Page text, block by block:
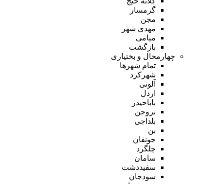
گرمسار
مجن
مهدی شهر
میامی
بازگشت
چهارمحال و بختیاری
تمام شهر‌ها
شهرکرد
آلونی
اردل
باباحیدر
بروجن
بلداجی
بن
جونقان
چلگرد
سامان
سفیددشت
سودجان